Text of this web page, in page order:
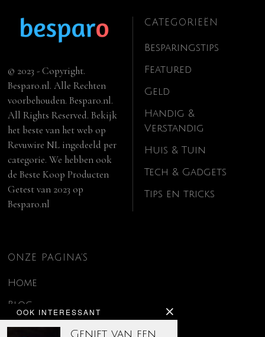
OOK INTERESSANT
Geniet van een
© 2023 - Copyright.
Besparo.nl. Alle Rechten
voorbehouden. Besparo.nl.
All Rights Reserved. Bekijk
het beste van het web op
Revuwire NL ingedeeld per
categorie. We hebben ook
deBeste Koop Producten
Getest van 2023 op
Besparo.nl
CATEGORIEËN
Besparingstips
Featured
Geld
Handig &
Verstandig
Huis & Tuin
Tech & Gadgets
Tips en tricks
ONZE PAGINA’S
Home
Blog
Contact